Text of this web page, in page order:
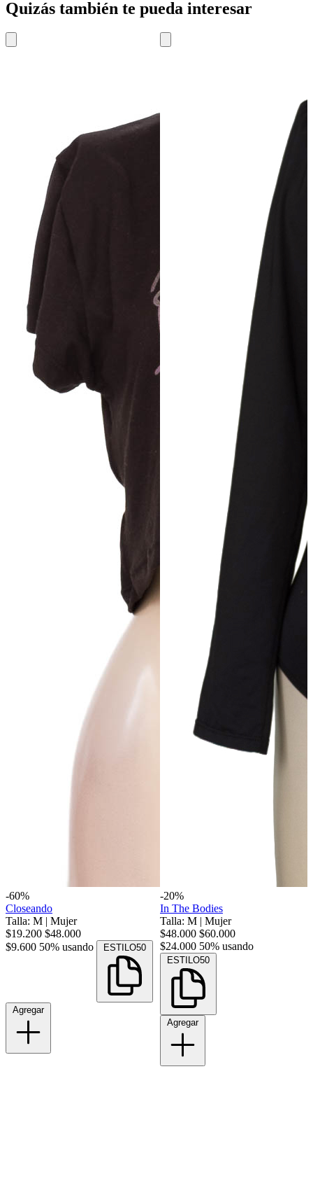
Quizás también te pueda interesar
-60%
Closeando
Talla: M | Mujer
$19.200 $48.000
$9.600 50% usando ESTILO50
Agregar
-20%
In The Bodies
Talla: M | Mujer
$48.000 $60.000
$24.000 50% usando
ESTILO50
Agregar